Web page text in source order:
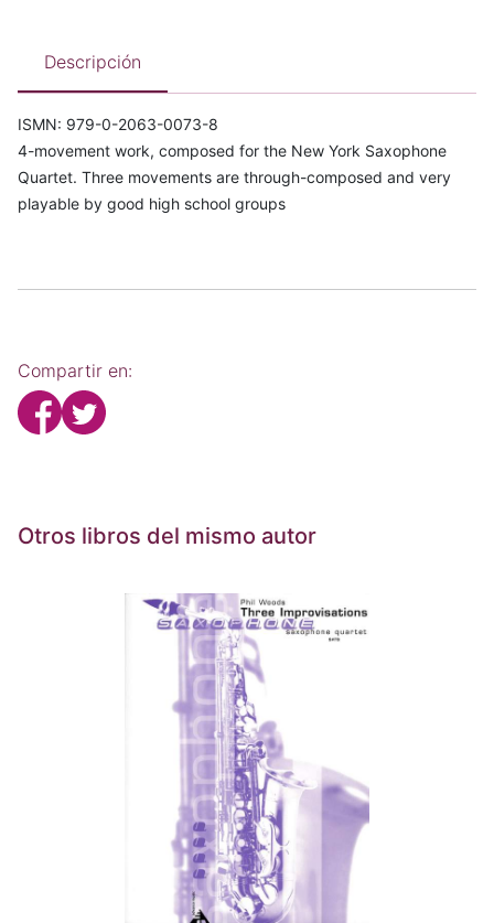
Descripción
ISMN: 979-0-2063-0073-8
4-movement work, composed for the New York Saxophone
Quartet. Three movements are through-composed and very
playable by good high school groups
Compartir en:
Otros libros del mismo autor